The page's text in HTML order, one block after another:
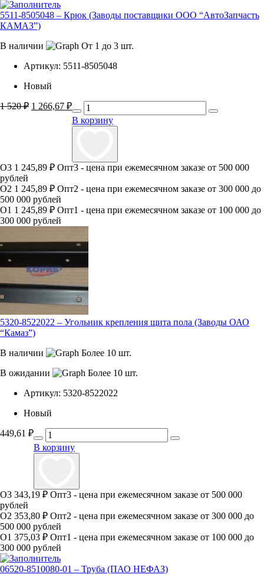
5511-8505048 – Крюк (Заводы поставщики ООО “АвтоЗапчасть
КАМАЗ”)
В наличии
От 1 до 3 шт.
Артикул: 5511-8505048
Новый
1 520₽ Первоначальная
составляла
1 266,67 ₽Текущая
цена:
1
В корзину
О3 1 245,89 ₽ Опт3 - цена при ежемесячном заказе от 500 000
рублей
О2 1 245,89 ₽ Опт2 - цена при ежемесячном заказе от 300 000 до
500 000 рублей
О1 1 245,89 ₽ Опт1 - цена при ежемесячном заказе от 100 000 до
300 000 рублей
5320-8522022 – Угольник крепления щита пола (Заводы ОАО
“Камаз”)
В наличии
Более 10 шт.
В ожидании
Более 10 шт.
Артикул: 5320-8522022
Новый
449,61 ₽
В корзину
О3 343,19 ₽ Опт3 - цена при ежемесячном заказе от 500 000
рублей
О2 353,80 ₽ Опт2 - цена при ежемесячном заказе от 300 000 до
500 000 рублей
О1 375,03 ₽ Опт1 - цена при ежемесячном заказе от 100 000 до
300 000 рублей
06520-8510080-01 – Труба (ПАО НЕФАЗ)